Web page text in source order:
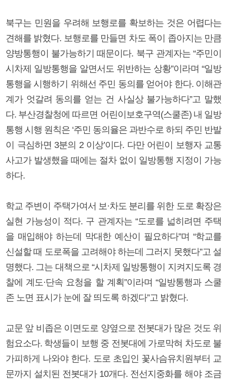
북구는 민원을 우려해 보행로를 확보하는 것은 어렵다는
견해를 밝혔다. 보행로를 만들면 차도 폭이 좁아지는 만큼
양방통행이 불가능하기 때문이다. 북구 관계자는 “주민이
시차제 일방통행을 알면서도 위반하는 상황”이라며 “일방
통행을 시행하기 위해선 주민 동의를 얻어야 한다. 이해관
계가 엇갈려 동의를 얻는 건 사실상 불가능하다”고 말했
다. 부산경찰청에 따르면 어린이보호구역(스쿨존) 내 일방
통행 시행 원칙은 ‘주민 동의율은 과반수로 하되 주민 반발
이 극심하면 3분의 2 이상’이다. 다만 어린이 보행자 교통
사고가 발생했을 때에는 절차 없이 일방통행 지정이 가능
하다.
학교 주변이 주택가여서 보·차도 분리를 위한 도로 확장은
실현 가능성이 적다. 구 관계자는 “도로를 넓히려면 주택
을 매입해야 하는데 막대한 예산이 필요하다”며 “학교를
신설할 때 도로폭을 고려해야 하는데 그러지 못했다”고 설
명했다. 그는 대책으로 “시차제 일방통행이 지켜지도록 경
찰에 계도·단속 요청을 할 계획”이라며 “일방통행과 스쿨
존 노면 표시가 눈에 잘 띄도록 하겠다”고 밝혔다.
교문 앞 비좁은 이면도로 양옆으로 전봇대가 많은 것도 위
험요소다. 학생들이 보행 중 전봇대에 가로막혀 차도로 불
가피하게 나와야 한다. 도로 초입인 꽃사슴유치원부터 교
문까지 설치된 전봇대가 10개다. 전선지중화를 해야 조금